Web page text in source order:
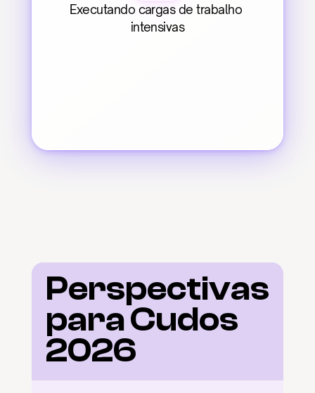
Executando cargas de trabalho
intensivas
Perspectivas
para Cudos
2026